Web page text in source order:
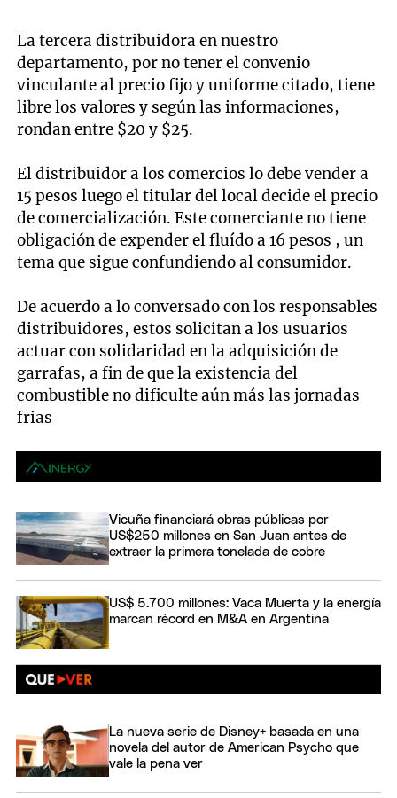
La tercera distribuidora en nuestro
departamento, por no tener el convenio
vinculante al precio fijo y uniforme citado, tiene
libre los valores y según las informaciones,
rondan entre $20 y $25.
El distribuidor a los comercios lo debe vender a
15 pesos luego el titular del local decide el precio
de comercialización. Este comerciante no tiene
obligación de expender el fluído a 16 pesos , un
tema que sigue confundiendo al consumidor.
De acuerdo a lo conversado con los responsables
distribuidores, estos solicitan a los usuarios
actuar con solidaridad en la adquisición de
garrafas, a fin de que la existencia del
combustible no dificulte aún más las jornadas
frias
Vicuña financiará obras públicas por
US$250 millones en San Juan antes de
extraer la primera tonelada de cobre
US$ 5.700 millones: Vaca Muerta y la energía
marcan récord en M&A en Argentina
La nueva serie de Disney+ basada en una
novela del autor de American Psycho que
vale la pena ver